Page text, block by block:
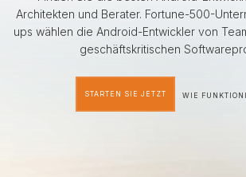
Architekten und Berater. Fortune-500-
ups wählen die Android-Entwickler von
geschäftskritischen
STARTEN SIE JETZT WIE